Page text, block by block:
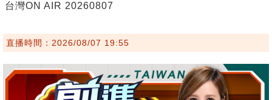
台灣ON AIR 20260807
直播時間：2026/08/07 19:55